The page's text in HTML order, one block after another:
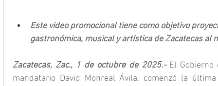
Este video promocional tiene como objetivo
gastronómica, musical y artística de Zacatecas al
Zacatecas, Zac., 1 de octubre de 2025.- El Gobierno
mandatario David Monreal Ávila, comenzó la